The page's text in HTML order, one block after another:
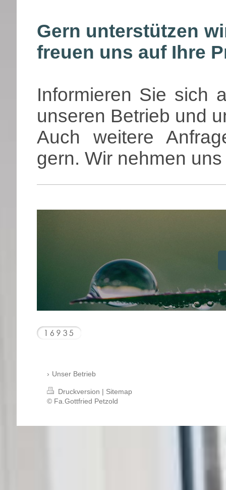
Gern unterstützen
freuen uns auf Ihre
Informieren Sie sich
unseren Betrieb und
Auch weitere
gern. Wir nehmen
Unser Betrieb
Druckversion | Sitemap
© Fa.Gottfried Petzold